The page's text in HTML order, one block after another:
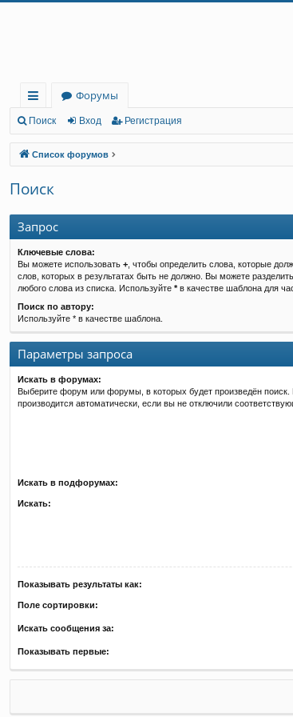
с
ы
лк
и
Форумы
Поиск Вход Регистрация
Список форумов
Поиск
Запрос
Ключевые слова:
Вы можете использовать + , чтобы определить слова, которые
слов, которых в результатах быть не должно. Вы можете
любого слова из списка. Используйте *в качестве шаблона для
Поиск по автору:
Используйте * в качестве шаблона.
Параметры запроса
Искать в форумах:
Выберите форум или форумы, в которых будет произведён
производится автоматически, если вы не отключили
Искать в подфорумах:
Искать:
Показывать результаты как:
Поле сортировки:
Искать сообщения за:
Показывать первые: